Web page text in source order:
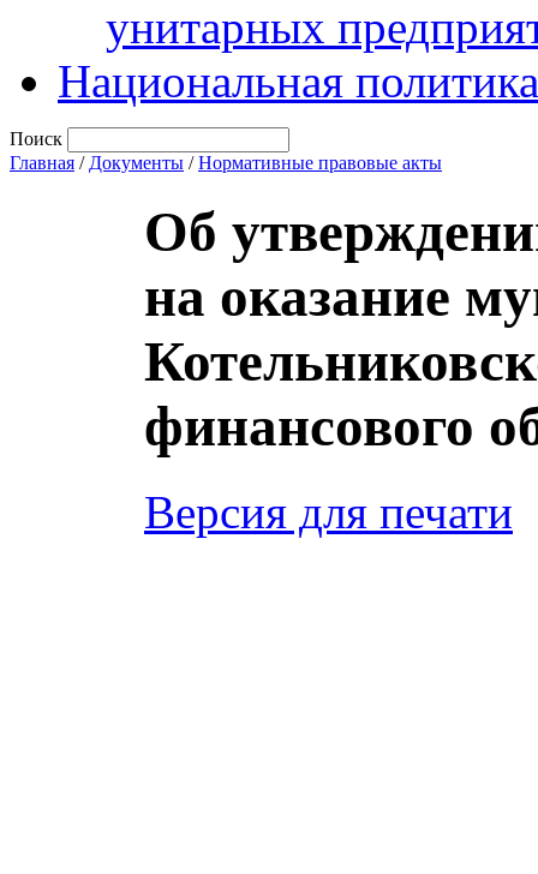
унитарных
Национальная политика
Поиск
Главная / Документы /Нормативные правовые акты
Об
на оказание
финансового
Версия для печати